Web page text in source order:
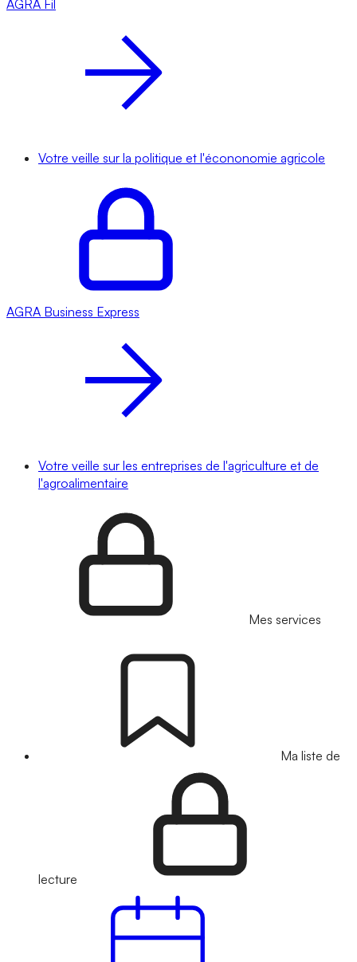
AGRA Fil
Votre veille sur la politique et l'écononomie agricole
AGRA Business Express
Votre veille sur les entreprises de l'agriculture et de
l'agroalimentaire
Mes services
Ma liste de
lecture